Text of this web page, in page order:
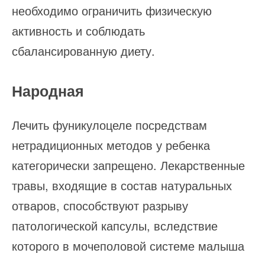
необходимо ограничить физическую
активность и соблюдать
сбалансированную диету.
Народная
Лечить фуникулоцеле посредствам
нетрадиционных методов у ребенка
категорически запрещено. Лекарственные
травы, входящие в состав натуральных
отваров, способствуют разрыву
патологической капсулы, вследствие
которого в мочеполовой системе малыша